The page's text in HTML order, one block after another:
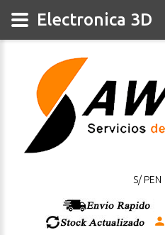
S/ PEN
Electronica 3D